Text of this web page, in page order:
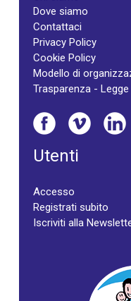
Dove siamo
Contattaci
Privacy Policy
Cookie Policy
Modello di
Trasparenza -
Utenti
Accesso
Registrati subito
Iscriviti alla